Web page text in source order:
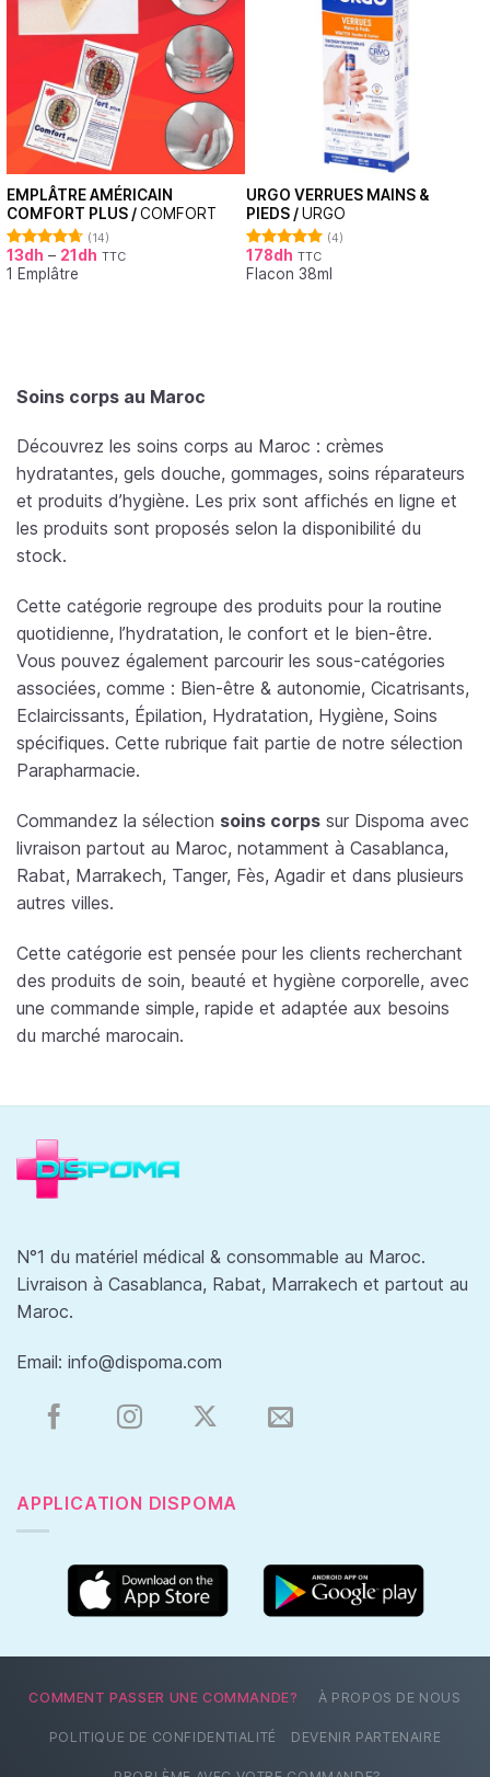
EMPLÂTRE AMÉRICAIN
COMFORT PLUS /COMFORT
Note 4.71
sur 5
(14)
13dh – 21 dh TTC
1 Emplâtre
URGO VERRUES MAINS &
PIEDS /URGO
Note5.00
sur 5
(4)
178dh TTC
Flacon 38ml
Soins corps au Maroc
Découvrez les soins corps au Maroc : crèmes
hydratantes, gels douche, gommages, soins réparateurs
et produits d’hygiène. Les prix sont affichés en ligne et
les produits sont proposés selon la disponibilité du
stock.
Cette catégorie regroupe des produits pour la routine
quotidienne, l’hydratation, le confort et le bien-être.
Vous pouvez également parcourir les sous-catégories
associées, comme : Bien-être & autonomie, Cicatrisants,
Eclaircissants, Épilation, Hydratation, Hygiène, Soins
spécifiques. Cette rubrique fait partie de notre sélection
Parapharmacie.
Commandez la sélection soins corps sur Dispoma avec
livraison partout au Maroc, notamment à Casablanca,
Rabat, Marrakech, Tanger, Fès, Agadir et dans plusieurs
autres villes.
Cette catégorie est pensée pour les clients recherchant
des produits de soin, beauté et hygiène corporelle, avec
une commande simple, rapide et adaptée aux besoins
du marché marocain.
N°1 du matériel médical & consommable au Maroc.
Livraison à Casablanca, Rabat, Marrakech et partout au
Maroc.
Email: info@dispoma.com
APPLICATION DISPOMA
COMMENT PASSER UNE COMMANDE? À PROPOS DE NOUS
POLITIQUE DE CONFIDENTIALITÉ DEVENIR PARTENAIRE